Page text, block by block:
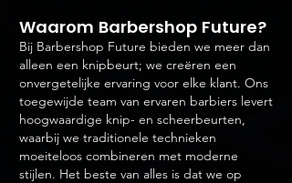
Waarom Barbershop Future?
Bij Barbershop Future bieden we meer dan
alleen een knipbeurt; we creëren een
onvergetelijke ervaring voor elke klant. Ons
toegewijde team van ervaren barbiers levert
hoogwaardige knip- en scheerbeurten,
waarbij we traditionele technieken
moeiteloos combineren met moderne
stijlen. Het beste van alles is dat we op